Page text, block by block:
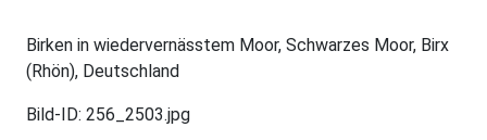
Birken in wiedervernässtem Moor, Schwarzes Moor, Birx
(Rhön), Deutschland
Bild-ID: 256_2503.jpg